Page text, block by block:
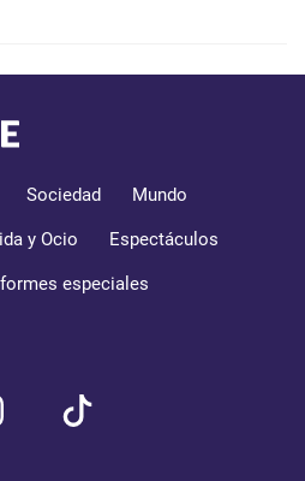
Sociedad Mundo
y Ocio Espectáculos
especiales